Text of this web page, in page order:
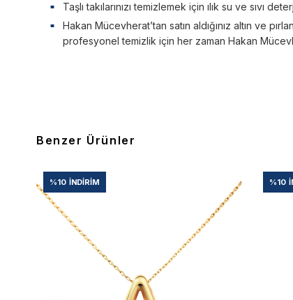
Taşlı takılarınızı temizlemek için ılık su ve sıvı
Hakan Mücevherat’tan satın aldığınız altın ve
profesyonel temizlik için her zaman Hakan
Benzer Ürünler
%10 İNDIRIM %10